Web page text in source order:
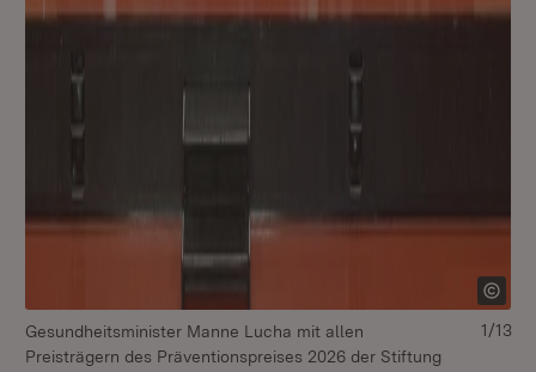
Gesundheitsminister Manne Lucha mit allen
Preisträgern des Präventionspreises 2026 der Stiftung
1/13